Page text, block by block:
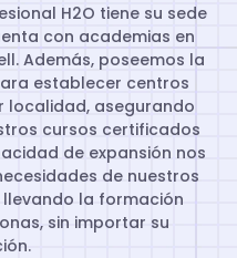
H2O tiene su sede
con academias en
Además, poseemos la
establecer centros
localidad, asegurando
cursos certificados
de expansión nos
de nuestros
la formación
sin importar su